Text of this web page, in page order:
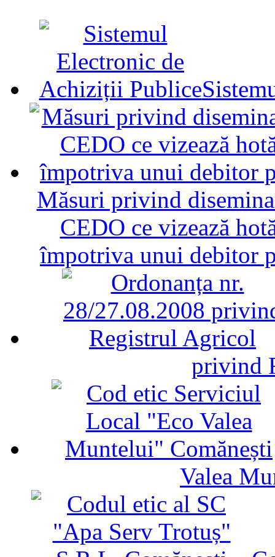
Măsuri privind
CEDO ce vizează
împotriva unui debitor
privind
Valea